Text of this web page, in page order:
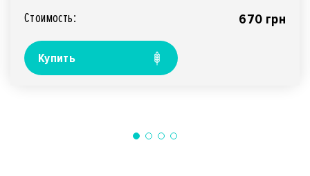
Стоимость: 670 грн
Купить